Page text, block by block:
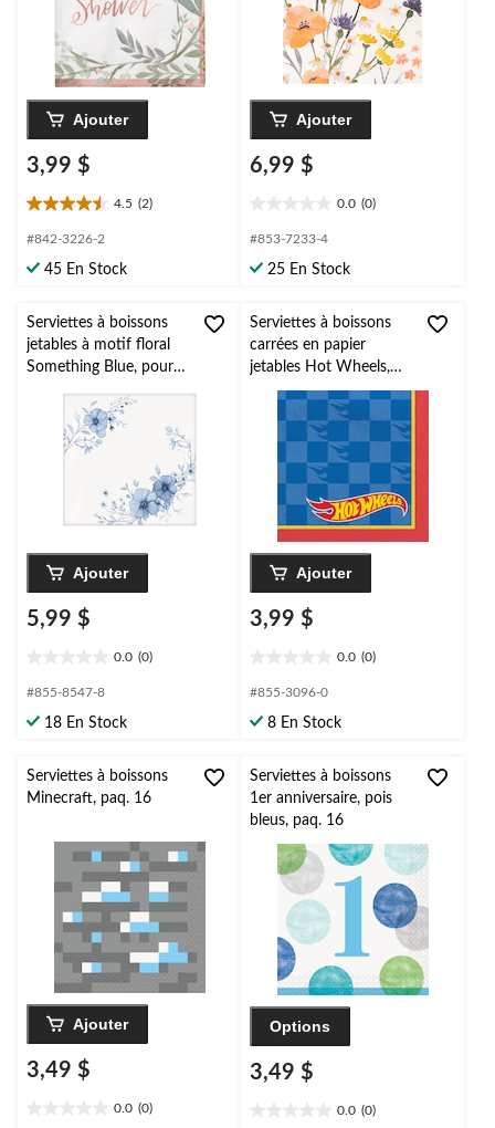
Ajouter
3,99 $
4.5 (2)
4.5
étoile(s)
5.
évaluations
#842-3226-2
45 En Stock
Ajouter
6,99 $
0.0 (0)
étoile(s)
5.
#853-7233-4
25 En Stock
Serviettes à boissons
jetables à motif floral
Something Blue, pour
jeune fille, mariage et
fête de fiançailles, bleu
et blanc, 5 po, paq. 12
Ajouter
5,99 $
0.0 (0)
étoile(s)
5.
#855-8547-8
18 En Stock
Serviettes à boissons
carrées en papier
jetables Hot Wheels,
multicolore, 5 po, paq.
16, pour fête
d'anniversaire
Ajouter
3,99 $
0.0 (0)
étoile(s)
5.
#855-3096-0
8 En Stock
Serviettes à boissons
Minecraft, paq. 16
Ajouter
3,49 $
0.0 (0)
Serviettes à boissons
1er anniversaire, pois
bleus, paq. 16
Options
3,49 $
0.0 (0)